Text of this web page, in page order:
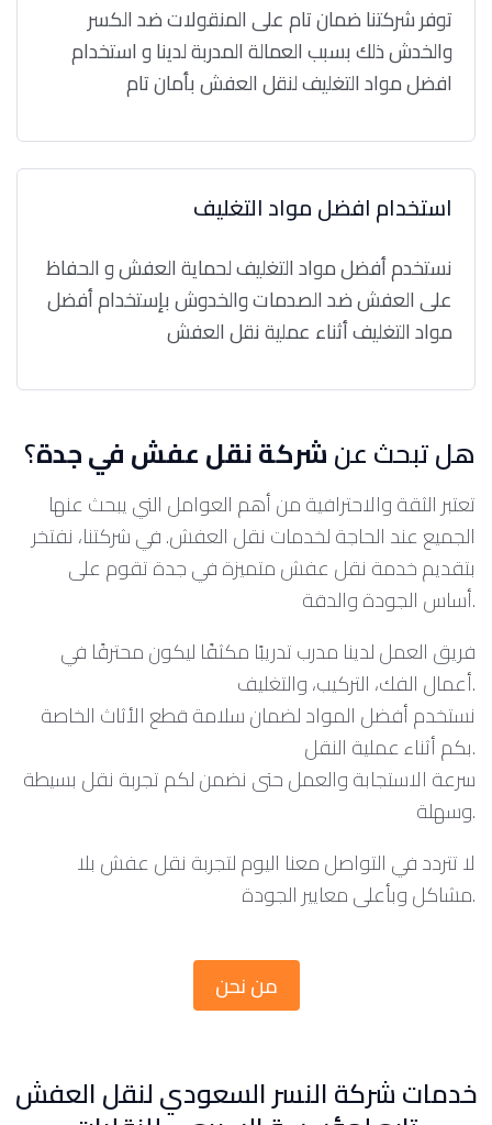
توفر شركتنا ضمان تام على المنقولات ضد الكسر
والخدش ذلك بسبب العمالة المدربة لدينا و استخدام
افضل مواد التغليف لنقل العفش بأمان تام
استخدام افضل مواد التغليف
نستخدم أفضل مواد التغليف لحماية العفش و الحفاظ
على العفش ضد الصدمات والخدوش بإستخدام أفضل
مواد التغليف أثناء عملية نقل العفش
هل تبحث عنشركة نقل عفش في جدة؟
تعتبر الثقة والاحترافية من أهم العوامل التي يبحث عنها
الجميع عند الحاجة لخدمات نقل العفش. في شركتنا، نفتخر
بتقديم خدمة نقل عفش متميزة في جدة تقوم على
أساس الجودة والدقة.
أعمال الفك، التركيب، والتغليف.
نستخدم أفضل المواد لضمان سلامة قطع الأثاث الخاصة
بكم أثناء عملية النقل.
سرعة الاستجابة والعمل حتى نضمن لكم تجربة نقل بسيطة
وسهلة.
لا تتردد في التواصل معنا اليوم لتجربة نقل عفش بلا
مشاكل وبأعلى معايير الجودة.
من نحن
خدمات شركة النسر السعودي لنقل العفش